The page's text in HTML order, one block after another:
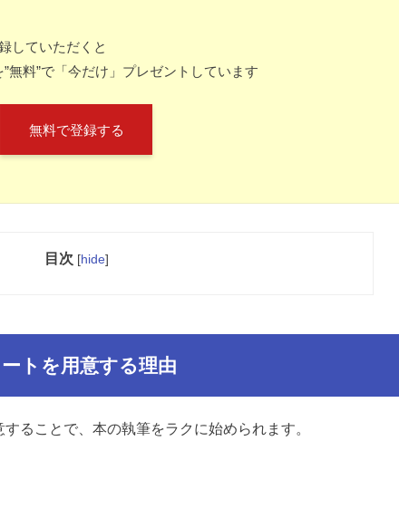
していただくと
無料”で「今だけ」プレゼントしています
無料で登録する
目次 [hide]
トを用意する理由
ることで、本の執筆をラクに始められます。